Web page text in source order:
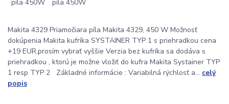
Makita 4329 Priamočiara píla Makita 4329, 450 W Možnosť
dokúpenia Makita kufríka SYSTAINER TYP 1 s priehradkou cena
+19 EUR,prosím vybrať vyššie Verzia bez kufríka sa dodáva s
priehradkou , ktorú je možne vložiť do kufra Makita Systainer TYP
1 resp TYP 2 Základné informácie : Variabilná rýchlosť a... celý
popis